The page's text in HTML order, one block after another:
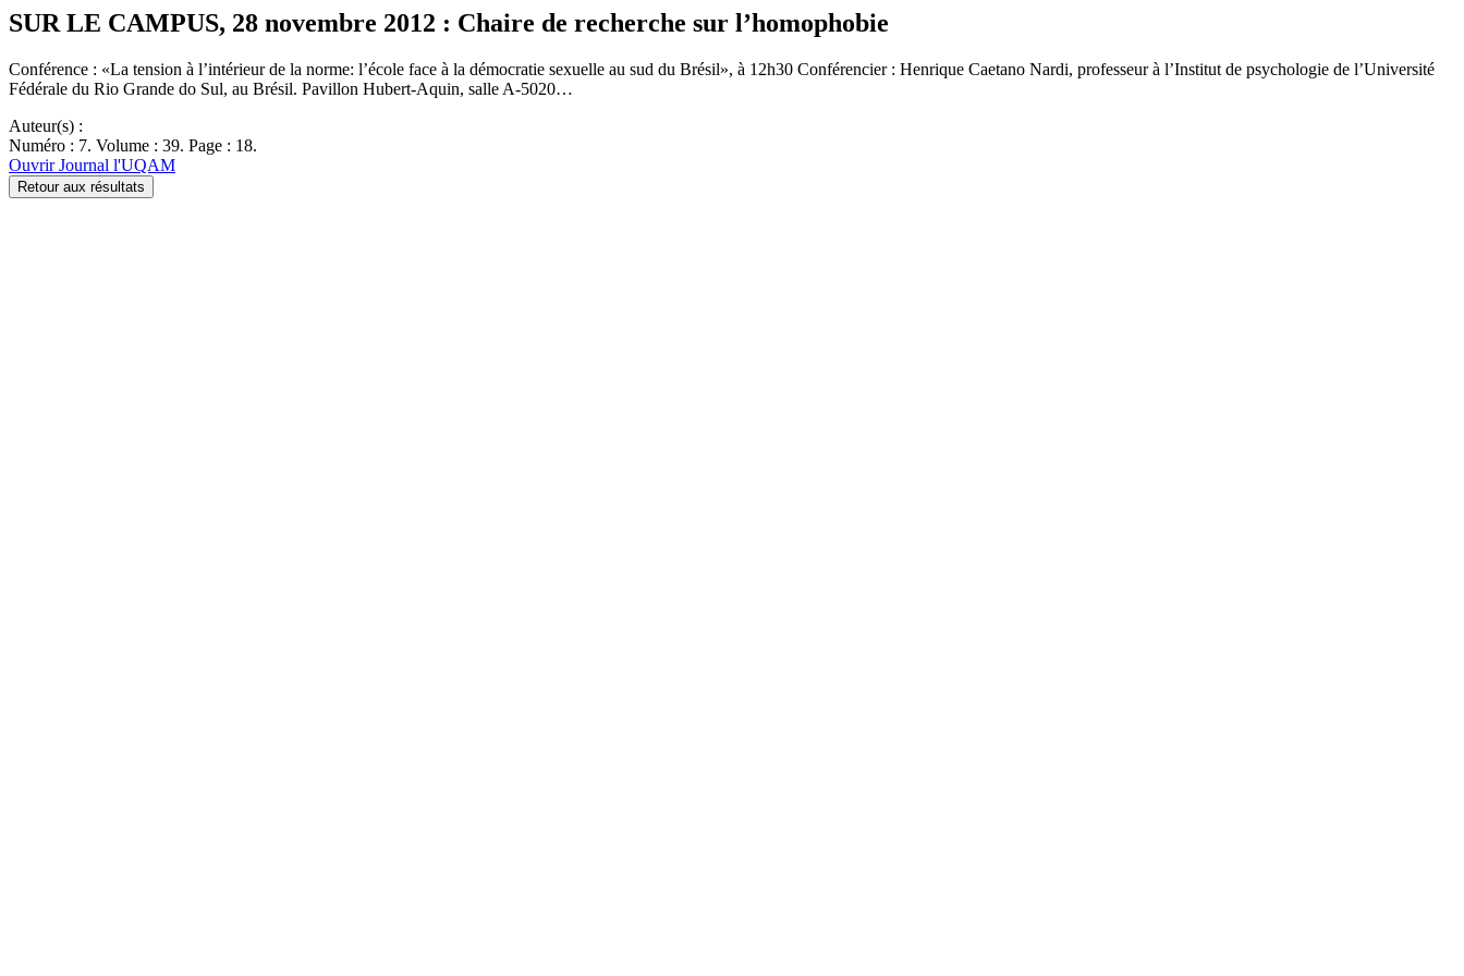
SUR LE CAMPUS, 28 novembre 2012 : Chaire de recherche sur l’homophobie
Conférence : «La tension à l’intérieur de la norme: l’école face à la démocratie sexuelle au sud du Brésil», à 12h30 Conférencier : Henrique Caetano Nardi, professeur à l’Institut de psychologie de l’Université
Fédérale du Rio Grande do Sul, au Brésil. Pavillon Hubert-Aquin, salle A-5020…
Auteur(s) :
Numéro : 7. Volume : 39. Page : 18.
Ouvrir Journal l'UQAM
Retour aux résultats